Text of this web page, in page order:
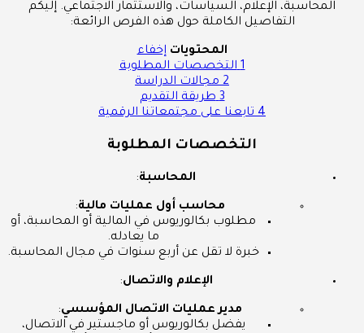
المحاسبة، الإعلام، السياسات، والاستثمار الاجتماعي. إليكم
التفاصيل الكاملة حول هذه الفرص الرائعة:
المحتويات إخفاء
1 التخصصات المطلوبة
2 مجالات الدراسة
3 طريقة التقديم
4 تابعنا على مجتمعاتنا الرقمية
التخصصات المطلوبة
المحاسبة:
محاسب أول عمليات مالية:
مطلوب بكالوريوس في المالية أو المحاسبة، أو
ما يعادله.
خبرة لا تقل عن أربع سنوات في مجال المحاسبة.
الإعلام والاتصال:
مدير عمليات الاتصال المؤسسي:
يفضل بكالوريوس أو ماجستير في الاتصال،